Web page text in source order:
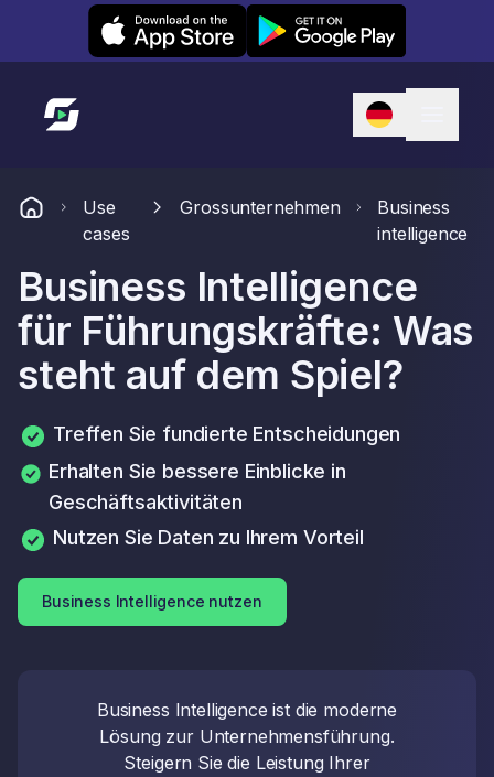
Leexi on iOS Leexi on Android
Link zur Startseite
Use
cases
Grossunternehmen
Business
intelligence
Business Intelligence
für Führungskräfte: Was
steht auf dem Spiel?
Treffen Sie fundierte Entscheidungen
Erhalten Sie bessere Einblicke in
Geschäftsaktivitäten
Nutzen Sie Daten zu Ihrem Vorteil
Business Intelligence nutzen
Business Intelligence ist die moderne
Lösung zur Unternehmensführung.
Steigern Sie die Leistung Ihrer